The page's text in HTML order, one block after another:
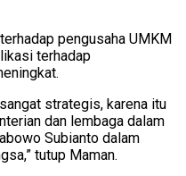
pengusaha UMKM
terhadap
strategis, karena itu
dan lembaga dalam
Subianto dalam
tutup Maman.